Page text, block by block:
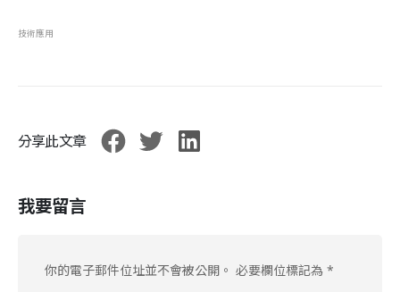
技術應用
分享此文章
我要留言
你的電子郵件位址並不會被公開。 必要欄位標記為 *